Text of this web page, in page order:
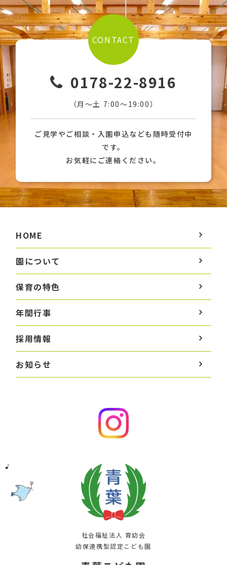
CONTACT
0178-22-8916
（月〜土 7:00〜19:00）
ご見学やご相談・入園申込なども随時受付中
です。
お気軽にご連絡ください。
HOME
園について
保育の特色
年間行事
採用情報
お知らせ
社会福祉法人 育幼会
幼保連携型認定こども園